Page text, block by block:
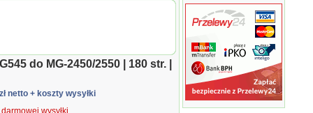
do MG-2450/2550 | 180 str. |
netto + koszty wysyłki
wysyłki.